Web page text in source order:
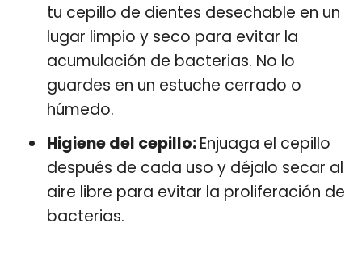
tu cepillo de dientes desechable en un
lugar limpio y seco para evitar la
acumulación de bacterias. No lo
guardes en un estuche cerrado o
húmedo.
Higiene del cepillo:Enjuaga el cepillo
después de cada uso y déjalo secar al
aire libre para evitar la proliferación de
bacterias.